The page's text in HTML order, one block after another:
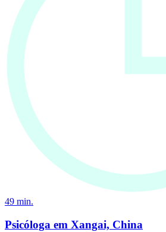
49 min.
Psicóloga em Xangai, China